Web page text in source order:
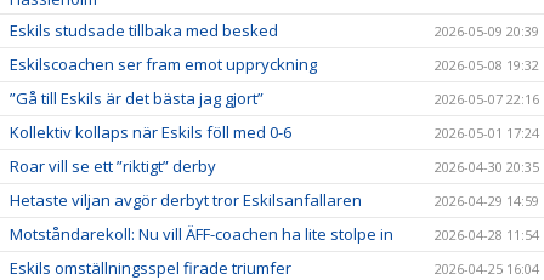
Eskils studsade tillbaka med besked
2026-05-09 20:39
Eskilscoachen ser fram emot uppryckning 2026-05-08 19:32
”Gå till Eskils är det bästa jag gjort” 2026-05-07 22:16
Kollektiv kollaps när Eskils föll med 0-6 2026-05-01 17:24
Roar vill se ett ”riktigt” derby 2026-04-30 20:35
Hetaste viljan avgör derbyt tror Eskilsanfallaren 2026-04-29 14:59
Motståndarekoll: Nu vill ÄFF-coachen ha lite stolpe in 2026-04-28 11:54
Eskils omställningsspel firade triumfer 2026-04-25 16:04